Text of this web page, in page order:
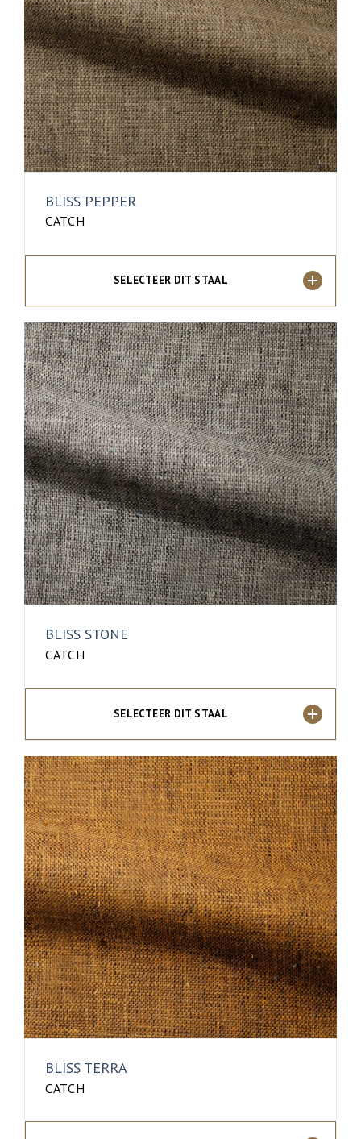
BLISS PEPPER
CATCH
SELECTEER DIT STAAL
BLISS STONE
CATCH
SELECTEER DIT STAAL
BLISS TERRA
CATCH